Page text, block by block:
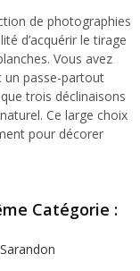
de photographies
d’acquérir le tirage
Vous avez
un passe-partout
trois déclinaisons
Ce large choix
pour décorer
Catégorie :